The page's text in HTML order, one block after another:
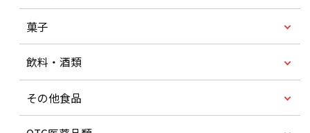
菓子
飲料・酒類
その他食品